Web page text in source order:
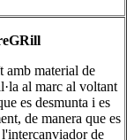
GRill
amb material de
al marc al voltant
es desmunta i es
de manera que es
de